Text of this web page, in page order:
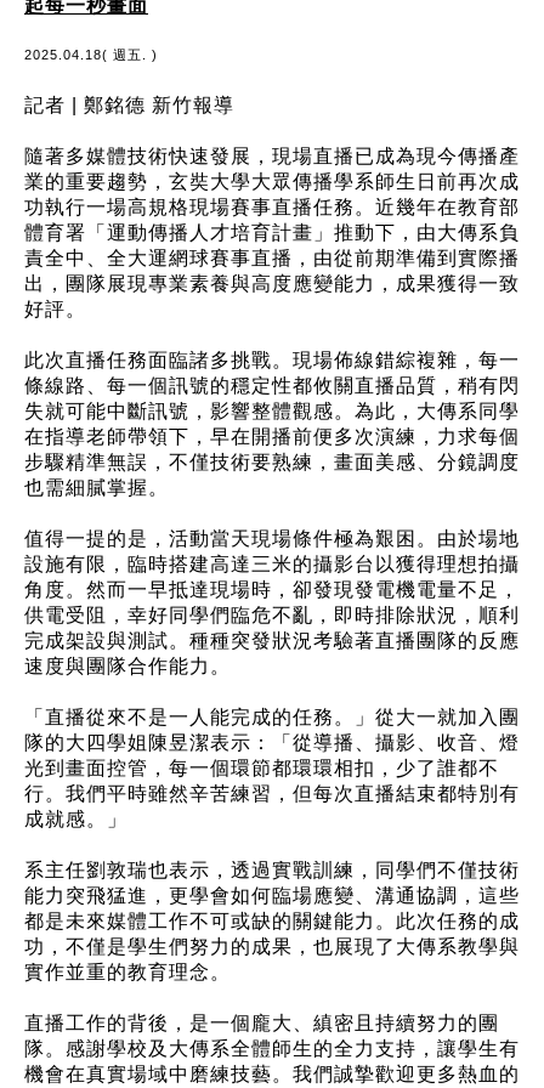
起每一秒畫面
2025.04.18( 週五. )
記者 | 鄭銘德 新竹報導
隨著多媒體技術快速發展，現場直播已成為現今傳播產
業的重要趨勢，玄奘大學大眾傳播學系師生日前再次成
功執行一場高規格現場賽事直播任務。近幾年在教育部
體育署「運動傳播人才培育計畫」推動下，由大傳系負
責全中、全大運網球賽事直播，由從前期準備到實際播
出，團隊展現專業素養與高度應變能力，成果獲得一致
好評。
此次直播任務面臨諸多挑戰。現場佈線錯綜複雜，每一
條線路、每一個訊號的穩定性都攸關直播品質，稍有閃
失就可能中斷訊號，影響整體觀感。為此，大傳系同學
在指導老師帶領下，早在開播前便多次演練，力求每個
步驟精準無誤，不僅技術要熟練，畫面美感、分鏡調度
也需細膩掌握。
值得一提的是，活動當天現場條件極為艱困。由於場地
設施有限，臨時搭建高達三米的攝影台以獲得理想拍攝
角度。然而一早抵達現場時，卻發現發電機電量不足，
供電受阻，幸好同學們臨危不亂，即時排除狀況，順利
完成架設與測試。種種突發狀況考驗著直播團隊的反應
速度與團隊合作能力。
「直播從來不是一人能完成的任務。」從大一就加入團
隊的大四學姐陳昱潔表示：「從導播、攝影、收音、燈
光到畫面控管，每一個環節都環環相扣，少了誰都不
行。我們平時雖然辛苦練習，但每次直播結束都特別有
成就感。」
系主任劉敦瑞也表示，透過實戰訓練，同學們不僅技術
能力突飛猛進，更學會如何臨場應變、溝通協調，這些
都是未來媒體工作不可或缺的關鍵能力。此次任務的成
功，不僅是學生們努力的成果，也展現了大傳系教學與
實作並重的教育理念。
直播工作的背後，是一個龐大、縝密且持續努力的團
隊。感謝學校及大傳系全體師生的全力支持，讓學生有
機會在真實場域中磨練技藝。我們誠摯歡迎更多熱血的